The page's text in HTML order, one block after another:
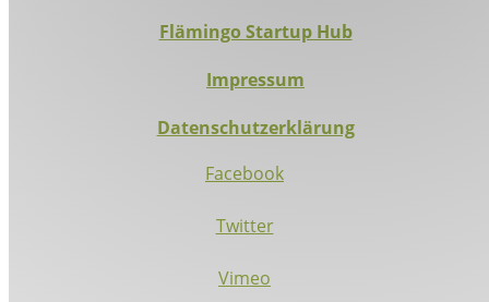
Flämingo Startup Hub
Impressum
Datenschutzerklärung
Facebook
Twitter
Vimeo